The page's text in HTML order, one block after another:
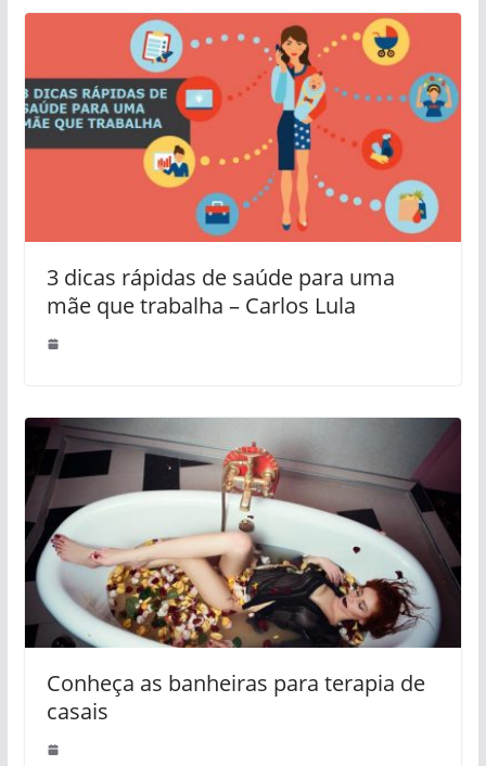
3 dicas rápidas de saúde para uma
mãe que trabalha – Carlos Lula
Conheça as banheiras para terapia de
casais